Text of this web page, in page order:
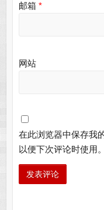
邮箱 *
网站
在此浏览器中保存我
以便下次评论时使用。